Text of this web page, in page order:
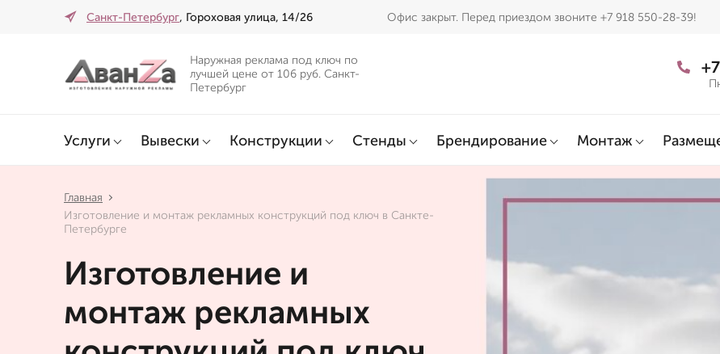
Санкт-Петербург, Гороховая улица, 14/26 Офис закрыт. Перед приездом звоните +7 918 550-28-39!
Наружная реклама под ключ по
лучшей цене от 106 руб. Санкт-
Петербург
Услуги Вывески Конструкции Стенды Брендирование Монтаж
Главная
Изготовление и монтаж рекламных конструкций под ключ в Санкте-
Петербурге
Изготовление и
монтаж рекламных